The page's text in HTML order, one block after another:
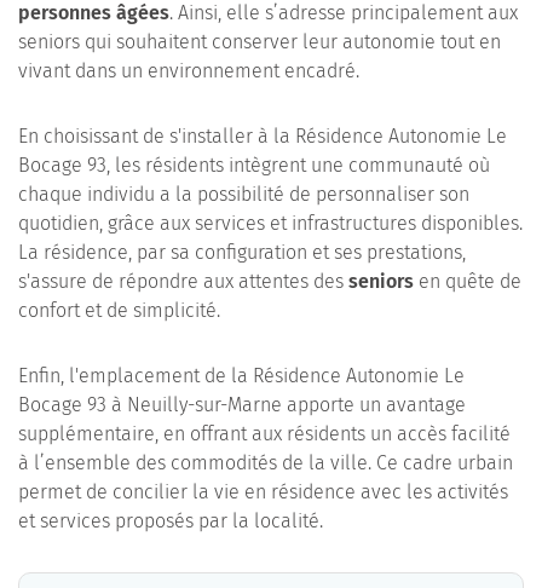
personnes âgées. Ainsi, elle s’adresse principalement aux
seniors qui souhaitent conserver leur autonomie tout en
vivant dans un environnement encadré.
En choisissant de s'installer à la Résidence Autonomie Le
Bocage 93, les résidents intègrent une communauté où
chaque individu a la possibilité de personnaliser son
quotidien, grâce aux services et infrastructures disponibles.
La résidence, par sa configuration et ses prestations,
s'assure de répondre aux attentes des seniors en quête de
confort et de simplicité.
Enfin, l'emplacement de la Résidence Autonomie Le
Bocage 93 à Neuilly-sur-Marne apporte un avantage
supplémentaire, en offrant aux résidents un accès facilité
à l’ensemble des commodités de la ville. Ce cadre urbain
permet de concilier la vie en résidence avec les activités
et services proposés par la localité.